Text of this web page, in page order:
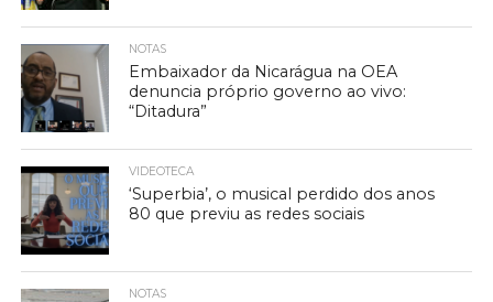
NOTAS
Embaixador da Nicarágua na OEA
denuncia próprio governo ao vivo:
“Ditadura”
VIDEOTECA
‘Superbia’, o musical perdido dos anos
80 que previu as redes sociais
NOTAS